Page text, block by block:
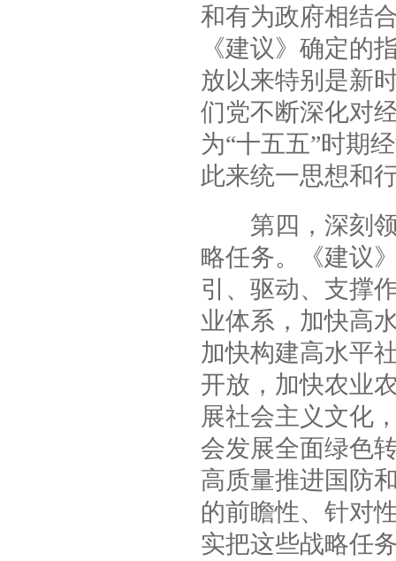
和有为政府相结
《建议》确定的
放以来特别是新
们党不断深化对
为“十五五”时期
此来统一思想和
第四，深刻领
略任务。《建议
引、驱动、支撑
业体系，加快高
加快构建高水平
开放，加快农业
展社会主义文化
会发展全面绿色
高质量推进国防
的前瞻性、针对
实把这些战略任